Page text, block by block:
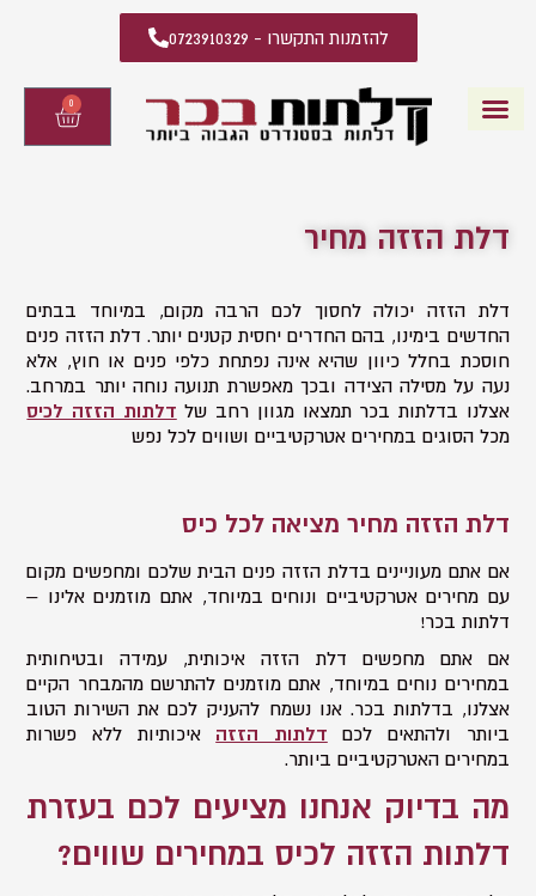
להזמנות התקשרו - 0723910329
0
עגלת
קניות
דלת הזזה מחיר
דלת הזזה יכולה לחסוך לכם הרבה מקום, במיוחד בבתים
החדשים בימינו, בהם החדרים יחסית קטנים יותר. דלת הזזה פנים
חוסכת בחלל כיוון שהיא אינה נפתחת כלפי פנים או חוץ, אלא
נעה על מסילה הצידה ובכך מאפשרת תנועה נוחה יותר במרחב.
אצלנו בדלתות בכר תמצאו מגוון רחב של דלתות הזזה לכיס
מכל הסוגים במחירים אטרקטיביים ושווים לכל נפש
דלת הזזה מחיר מציאה לכל כיס
אם אתם מעוניינים בדלת הזזה פנים הבית שלכם ומחפשים מקום
עם מחירים אטרקטיביים ונוחים במיוחד, אתם מוזמנים אלינו –
דלתות בכר!
אם אתם מחפשים דלת הזזה איכותית, עמידה ובטיחותית
במחירים נוחים במיוחד, אתם מוזמנים להתרשם מהמבחר הקיים
אצלנו, בדלתות בכר.אנו נשמח להעניק לכם את השירות הטוב
ביותר ולהתאים לכם דלתות הזזה איכותיות ללא פשרות
במחירים האטרקטיביים ביותר.
מה בדיוק אנחנו מציעים לכם בעזרת
דלתות הזזה לכיס במחירים שווים?